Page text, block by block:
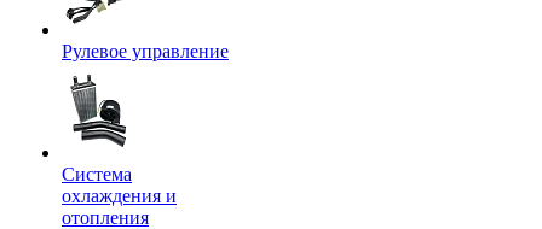
Рулевое управление
Система
охлаждения и
отопления